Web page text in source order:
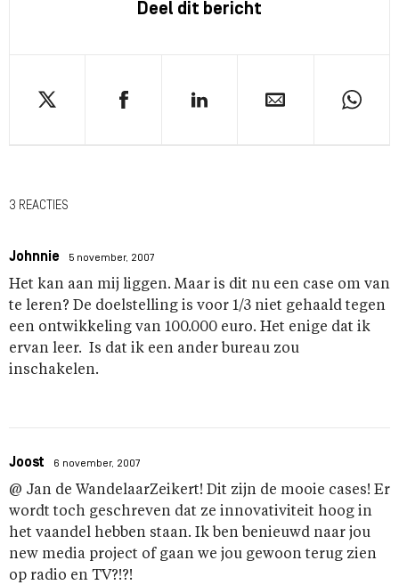
Deel dit bericht
3 REACTIES
Johnnie 5 november, 2007
Het kan aan mij liggen. Maar is dit nu een case om van
te leren? De doelstelling is voor 1/3 niet gehaald tegen
een ontwikkeling van 100.000 euro. Het enige dat ik
ervan leer. Is dat ik een ander bureau zou
inschakelen.
Joost 6 november, 2007
@ Jan de WandelaarZeikert! Dit zijn de mooie cases! Er
wordt toch geschreven dat ze innovativiteit hoog in
het vaandel hebben staan. Ik ben benieuwd naar jou
new media project of gaan we jou gewoon terug zien
op radio en TV?!?!